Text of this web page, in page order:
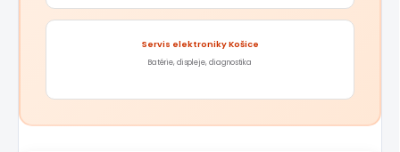
Servis elektroniky Košice
Batérie, displeje, diagnostika